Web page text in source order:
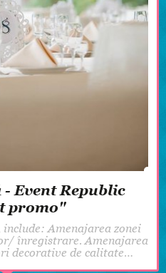
Event Republic
promo"
Amenajarea zonei
înregistrare. Amenajarea
decorative de calitate…